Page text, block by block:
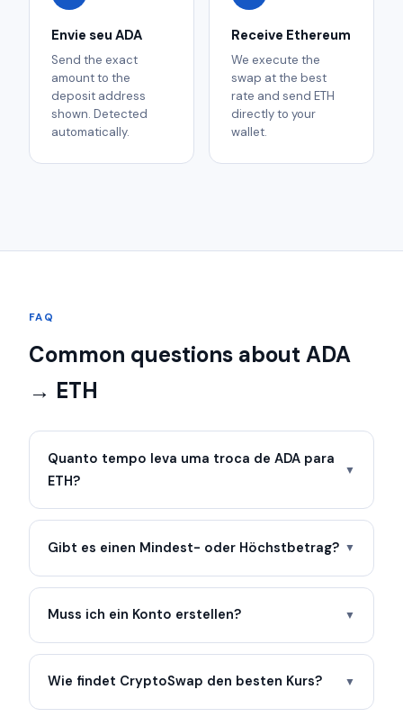
Envie seu ADA
Send the exact
amount to the
deposit address
shown. Detected
automatically.
Receive Ethereum
We execute the
swap at the best
rate and send ETH
directly to your
wallet.
FAQ
Common questions about ADA
→ ETH
Quanto tempo leva uma troca de ADA para
ETH?
▼
Gibt es einen Mindest- oder Höchstbetrag? ▼
Muss ich ein Konto erstellen? ▼
Wie findet CryptoSwap den besten Kurs? ▼